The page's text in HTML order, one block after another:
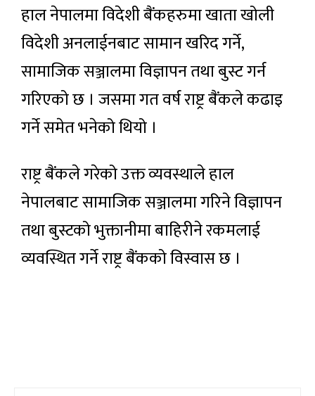
हाल नेपालमा विदेशी बैंकहरुमा खाता खोली
विदेशी अनलाईनबाट सामान खरिद गर्ने,
सामाजिक सञ्जालमा विज्ञापन तथा बुस्ट गर्न
गरिएको छ । जसमा गत वर्ष राष्ट्र बैंकले कढाइ
गर्ने समेत भनेको थियो ।
राष्ट्र बैंकले गरेको उक्त व्यवस्थाले हाल
नेपालबाट सामाजिक सञ्जालमा गरिने विज्ञापन
तथा बुस्टको भुक्तानीमा बाहिरीने रकमलाई
व्यवस्थित गर्ने राष्ट्र बैंकको विस्वास छ ।